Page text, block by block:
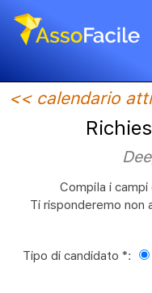
<< calendario
Compila i
Ti risponderemo non
Tipo di candidato *: